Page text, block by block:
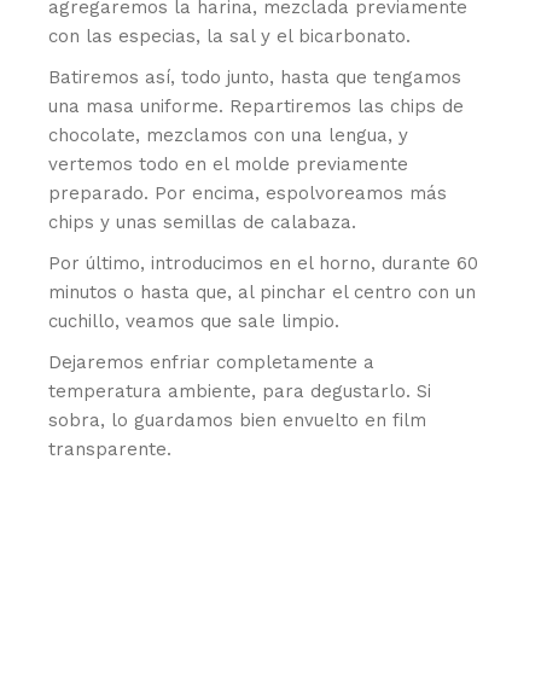
agregaremos la harina, mezclada previamente
con las especias, la sal y el bicarbonato.
Batiremos así, todo junto, hasta que tengamos
una masa uniforme. Repartiremos las chips de
chocolate, mezclamos con una lengua, y
vertemos todo en el molde previamente
preparado. Por encima, espolvoreamos más
chips y unas semillas de calabaza.
Por último, introducimos en el horno, durante 60
minutos o hasta que, al pinchar el centro con un
cuchillo, veamos que sale limpio.
Dejaremos enfriar completamente a
temperatura ambiente, para degustarlo. Si
sobra, lo guardamos bien envuelto en film
transparente.